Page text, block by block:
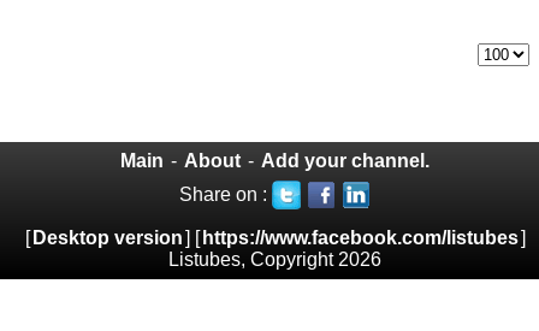
Main - About - Add your channel.
Share on :
[ Desktop version] [ https://www.facebook.com/listubes]
Listubes, Copyright 2026